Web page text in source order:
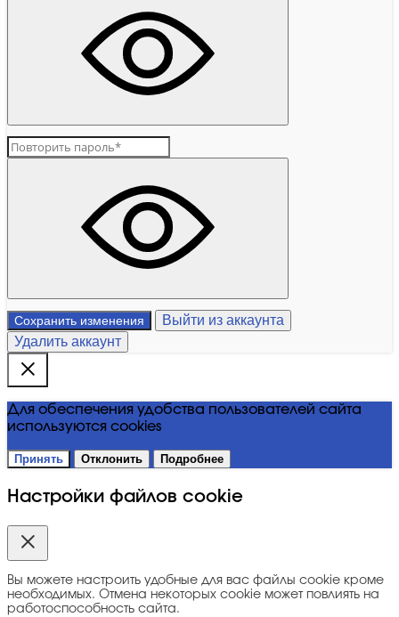
Сохранить изменения
Выйти из аккаунта
Удалить аккаунт
Для обеспечения удобства пользователей сайта
используются cookies
Принять Отклонить Подробнее
Настройки файлов cookie
Вы можете настроить удобные для вас файлы cookie кроме
необходимых. Отмена некоторых cookie может повлиять на
работоспособность сайта.